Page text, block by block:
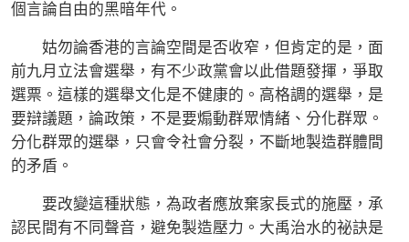
個言論自由的黑暗年代。
姑勿論香港的言論空間是否收窄，但肯定的是，面
前九月立法會選舉，有不少政黨會以此借題發揮，爭取
選票。這樣的選舉文化是不健康的。高格調的選舉，是
要辯議題，論政策，不是要煽動群眾情緒、分化群眾。
分化群眾的選舉，只會令社會分裂，不斷地製造群體間
的矛盾。
要改變這種狀態，為政者應放棄家長式的施壓，承
認民間有不同聲音，避免製造壓力。大禹治水的祕訣是